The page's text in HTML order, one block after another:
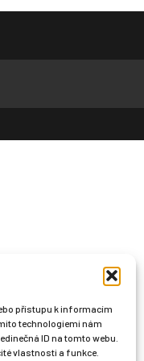
přístupu k informacím
technologiemi nám
ID na tomto webu.
vlastnosti a funkce.